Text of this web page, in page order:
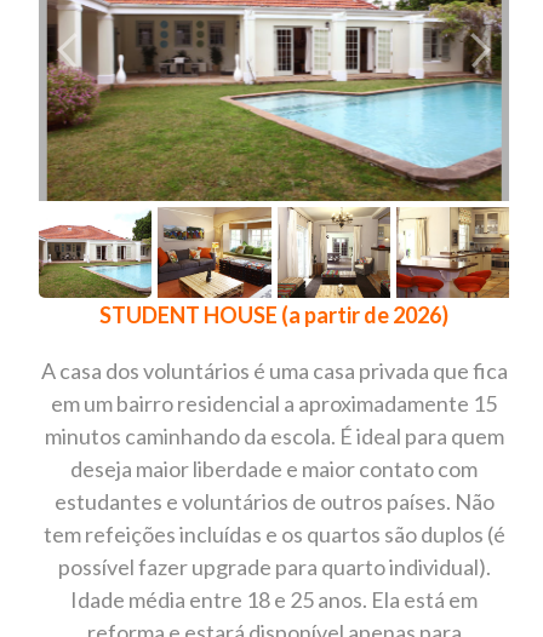
STUDENT HOUSE (a partir de 2026)
A casa dos voluntários é uma casa privada que fica
em um bairro residencial a aproximadamente 15
minutos caminhando da escola. É ideal para quem
deseja maior liberdade e maior contato com
estudantes e voluntários de outros países. Não
tem refeições incluídas e os quartos são duplos (é
possível fazer upgrade para quarto individual).
Idade média entre 18 e 25 anos. Ela está em